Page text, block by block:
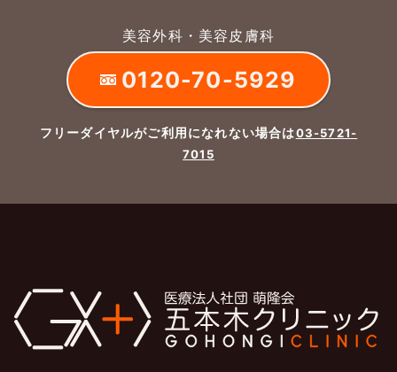
美容外科・美容皮膚科
0120-70-5929
フリーダイヤルがご利用になれない場合は03-5721-
7015